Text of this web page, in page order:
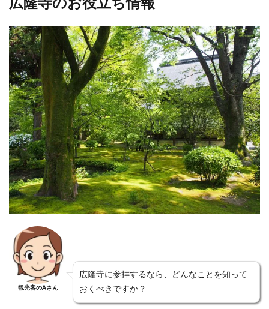
広隆寺のお役立ち情報
観光客のAさん
広隆寺に参拝するなら、どんなことを知って
おくべきですか？